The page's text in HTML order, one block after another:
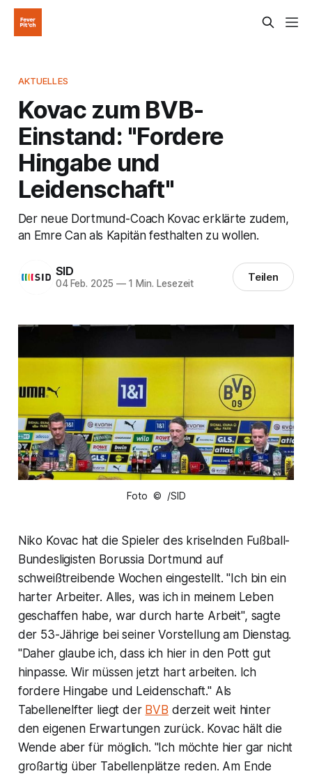
AKTUELLES
Kovac zum BVB-
Einstand: "Fordere
Hingabe und
Leidenschaft"
Der neue Dortmund-Coach Kovac erklärte zudem,
an Emre Can als Kapitän festhalten zu wollen.
SID
04 Feb. 2025 —1 Min. Lesezeit Teilen
Foto © /SID
Niko Kovac hat die Spieler des kriselnden Fußball-
Bundesligisten Borussia Dortmund auf
schweißtreibende Wochen eingestellt. "Ich bin ein
harter Arbeiter. Alles, was ich in meinem Leben
geschaffen habe, war durch harte Arbeit", sagte
der 53-Jährige bei seiner Vorstellung am Dienstag.
"Daher glaube ich, dass ich hier in den Pott gut
hinpasse. Wir müssen jetzt hart arbeiten. Ich
fordere Hingabe und Leidenschaft." Als
Tabellenelfter liegt der BVB derzeit weit hinter
den eigenen Erwartungen zurück. Kovac hält die
Wende aber für möglich. "Ich möchte hier gar nicht
großartig über Tabellenplätze reden. Am Ende